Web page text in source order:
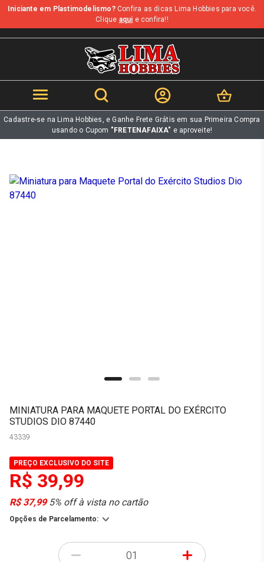
b
Iniciante em Plastimodelismo?Confira as dicas Lima Hobbies para você.
Clique aqui e confira!!
Cadastre-se na Lima Hobbies, e Ganhe Frete Grátis em sua Primeira Compra
usando o Cupom "FRETENAFAIXA" e aproveite!
MINIATURA PARA MAQUETE PORTAL DO EXÉRCITO
STUDIOS DIO 87440
43339
PREÇO EXCLUSIVO DO SITE
R$ 39,99
R$ 37,995% off à vista no cartão
Opções de Parcelamento:
- +